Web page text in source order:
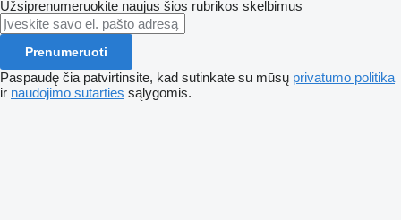
Užsiprenumeruokite naujus šios rubrikos skelbimus
Prenumeruoti
Paspaudę čia patvirtinsite, kad sutinkate su mūsų privatumo politika
ir naudojimo sutarties sąlygomis.